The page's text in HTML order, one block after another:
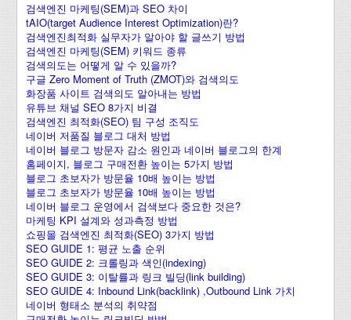
검색엔진 마케팅(SEM)과 SEO 차이
tAIO(target Audience Interest Optimization)란?
검색엔진최적화 실무자가 알아야 할 글쓰기 방법
검색엔진 마케팅(SEM) 키워드 종류
검색의도는 어떻게 알 수 있을까?
구글 Zero Moment of Truth (ZMOT)와 검색의도
화장품 사이트 검색의도 알아내는 방법
유튜브 채널 SEO 8가지 비결
검색엔진 최적화(SEO) 팀 구성 조직도
네이버 저품질 블로그 대처 방법
네이버 블로그 방문자 감소 원인과 네이버 블로그의 한계
홈페이지, 블로그 구매전환 높이는 5가지 방법
블로그 초보자가 방문율 10배 높이는 방법
블로그 초보자가 방문율 10배 높이는 방법
네이버 블로그 운영에서 검색보다 중요한 것은?
마케팅 KPI 설계와 성과측정 방법
쇼핑몰 검색엔진 최적화(SEO) 3가지 방법
SEO GUIDE 1: 평균 노출 순위
SEO GUIDE 2: 크롤링과 색인(indexing)
SEO GUIDE 3: 이탈률과 링크 빌딩(link building)
SEO GUIDE 4: Inbound Link(backlink) ,Outbound Link 가치
네이버 형태소 분석의 취약점